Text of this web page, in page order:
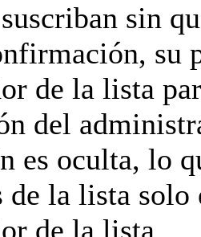
sin
su
de la lista
del
es oculta, lo
de la lista
de la lista.